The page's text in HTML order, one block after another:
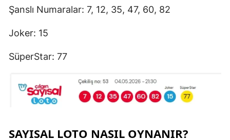
Şanslı Numaralar: 7, 12, 35, 47, 60, 82
Joker: 15
SüperStar: 77
SAYISAL LOTO NASIL OYNANIR?